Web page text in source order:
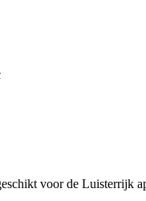
voor de Luisterrijk